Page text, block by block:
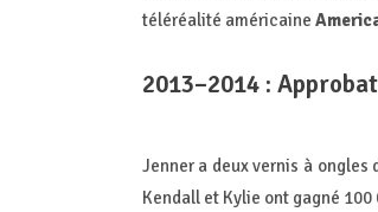
téléréalité américaine
2013–2014 :
Jenner a deux vernis à ongles
Kendall et Kylie ont gagné